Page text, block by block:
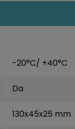
-20°C/ +40°C
Da
130x45x25 mm